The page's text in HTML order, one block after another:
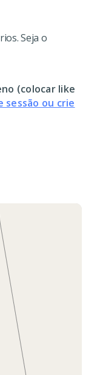
Seja o
(colocar like
sessão ou crie